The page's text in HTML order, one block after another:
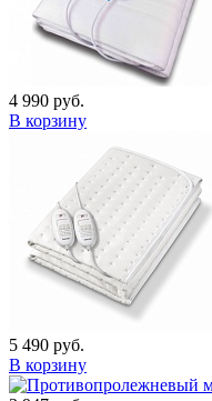
4 990 руб.
В корзину
5 490 руб.
В корзину